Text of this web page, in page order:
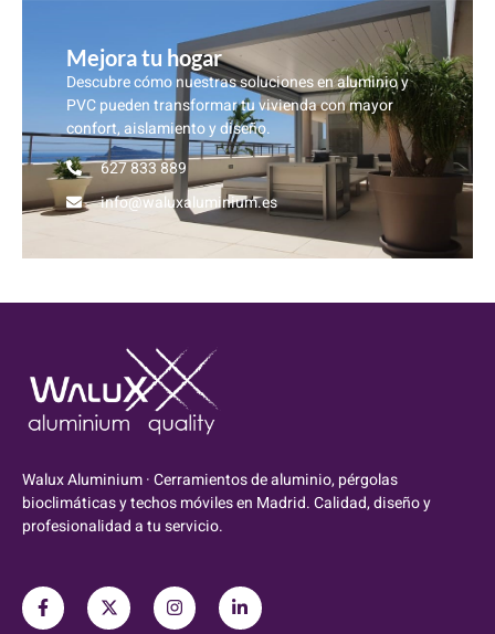
Mejora tu hogar
Descubre cómo nuestras soluciones en aluminio y
PVC pueden transformar tu vivienda con mayor
confort, aislamiento y diseño.
627 833 889
info@waluxaluminium.es
Walux Aluminium · Cerramientos de aluminio, pérgolas
bioclimáticas y techos móviles en Madrid. Calidad, diseño y
profesionalidad a tu servicio.